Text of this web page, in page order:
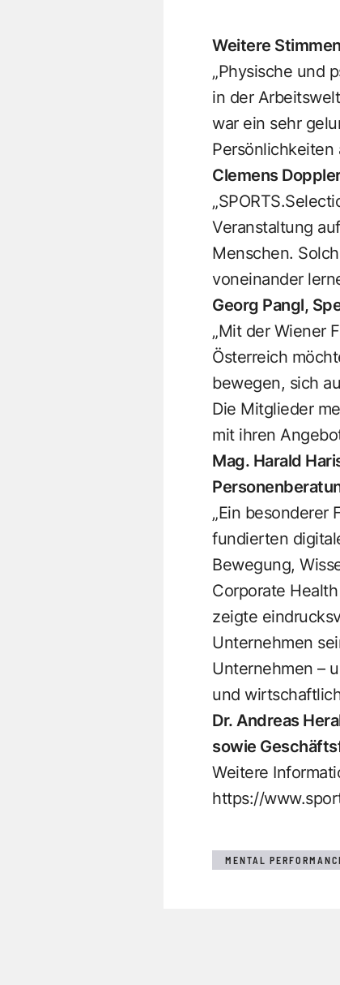
Weitere
„Physische und
in der
war ein sehr
Persönlichkeiten
Clemens
Veranstaltung
Menschen.
voneinander
Georg Pangl,
„Mit der Wiener
Österreich
bewegen, sich
Die Mitglieder
mit ihren
Mag. Harald
„Ein besonderer
fundierten
Bewegung,
Corporate
zeigte
Unternehmen
Unternehmen –
und
Dr. Andreas
sowie
Weitere
https://
MENTAL